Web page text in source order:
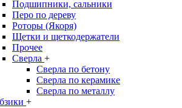
Подшипники, сальники
Перо по дереву
Роторы (Якоря)
Щетки и щеткодержатели
Прочее
Сверла +
Сверла по бетону
Сверла по керамике
Сверла по металлу
+